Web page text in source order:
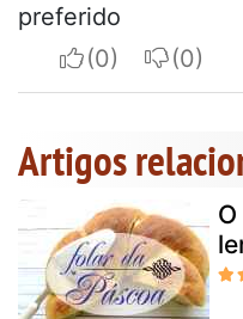
preferido
I apreciate
I do
Artigos